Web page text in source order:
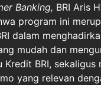
Banking, BRI Aris
program ini
dalam
mudah dan
Kredit BRI, sekaligus
yang relevan